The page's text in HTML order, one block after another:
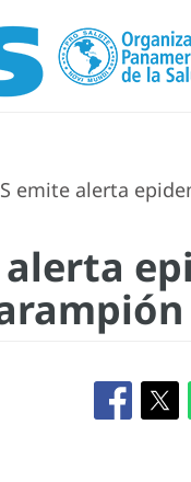
emite alerta
alerta